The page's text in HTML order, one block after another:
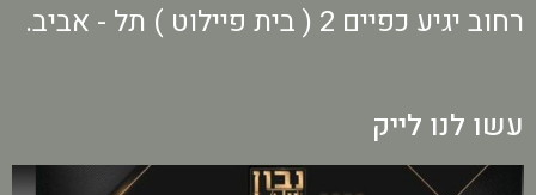
רחוב יגיע כפיים 2 ( בית פיילוט ) תל - אביב.
עשו לנו לייק